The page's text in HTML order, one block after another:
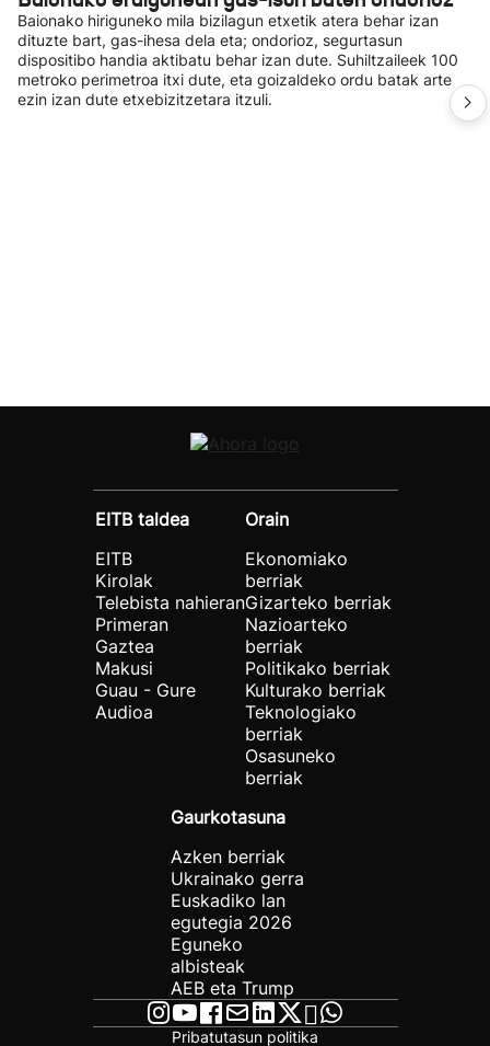
Baionako hiriguneko mila bizilagun etxetik atera behar izan
dituzte bart, gas-ihesa dela eta; ondorioz, segurtasun
dispositibo handia aktibatu behar izan dute. Suhiltzaileek 100
metroko perimetroa itxi dute, eta goizaldeko ordu batak arte
ezin izan dute etxebizitzetara itzuli.
EITB taldea
EITB
Kirolak
Telebista nahieran
Primeran
Gaztea
Makusi
Guau - Gure
Audioa
Orain
Ekonomiako
berriak
Gizarteko berriak
Nazioarteko
berriak
Politikako berriak
Kulturako berriak
Teknologiako
berriak
Osasuneko
berriak
Gaurkotasuna
Azken berriak
Ukrainako gerra
Euskadiko lan
egutegia 2026
Eguneko
albisteak
AEB eta Trump
Pribatutasun politika